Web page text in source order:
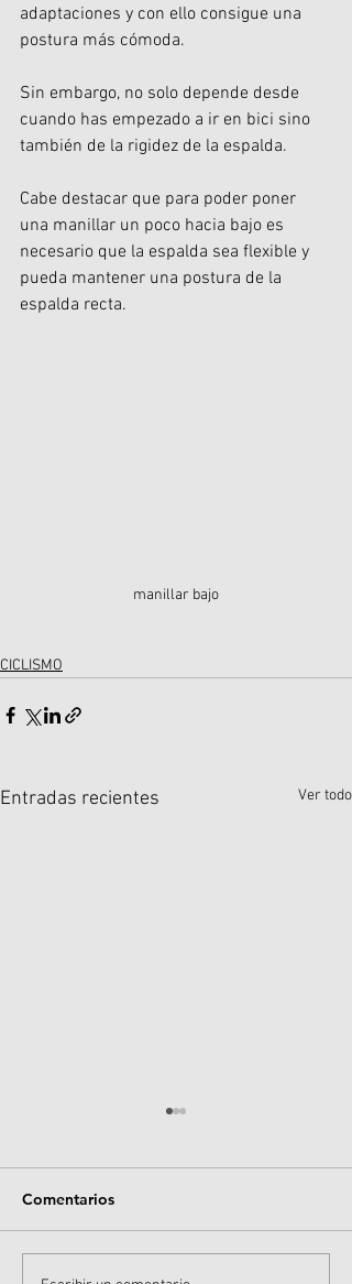
adaptaciones y con ello consigue una
postura más cómoda.
Sin embargo, no solo depende desde
cuando has empezado a ir en bici sino
también de la rigidez de la espalda.
Cabe destacar que para poder poner
una manillar un poco hacia bajo es
necesario que la espalda sea flexible y
pueda mantener una postura de la
espalda recta.
manillar bajo
CICLISMO
Entradas recientes Ver todo
Comentarios